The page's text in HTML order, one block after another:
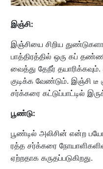
இஞ்சி:
இஞ்சியை சிறிய
பாத்திரத்தில் ஒரு கப்
வைத்து தேநீர்
குடிக்க வேண்டும். இஞ்சி டீ
சர்க்கரை கட்டுப்பாட்டில்
பூண்டு:
பூண்டில் அலிசின் என்ற
ரத்த சர்க்கரை
ஏற்றதாக கருதப்படுகிறது.